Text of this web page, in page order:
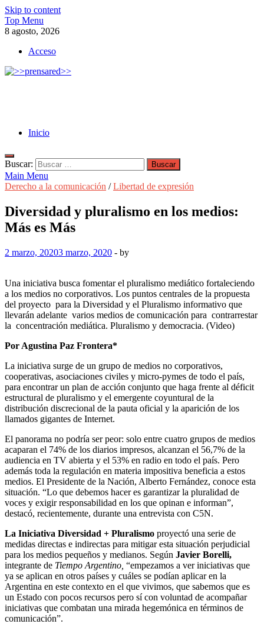
Skip to content
Top Menu
8 agosto, 2026
Acceso
Inicio
Buscar:
Main Menu
Derecho a la comunicación /Libertad de expresión
Diversidad y pluralismo en los medios:
Más es Más
2 marzo, 20203 marzo, 2020 - by
Una iniciativa busca fomentar el pluralismo mediático fortaleciendo
a los medios no corporativos. Los puntos centrales de la propuesta
del proyecto para la Diversidad y el Pluralismo informativo que
llevarán adelante varios medios de comunicación para contrarrestar
la concentración mediática. Pluralismo y democracia. (Video)
Por Agustina Paz Frontera*
La iniciativa surge de un grupo de medios no corporativos,
cooperativas, asociaciones civiles y micro-pymes de todo el país,
para encontrar un plan de acción conjunto que haga frente al déficit
estructural de pluralismo y el emergente coyuntural de la
distribución discrecional de la pauta oficial y la aparición de los
llamados gigantes de Internet.
El panorama no podría ser peor: solo entre cuatro grupos de medios
acaparan el 74% de los diarios impresos, alcanzan el 56,7% de la
audiencia en TV abierta y el 53% en radio en todo el país. Pero
además toda la regulación en materia impositiva beneficia a estos
medios. El Presidente de la Nación, Alberto Fernández, conoce esta
situación. “Lo que debemos hacer es garantizar la pluralidad de
voces y exigir responsabilidad en los que opinan e informan”,
destacó, recientemente, durante una entrevista con C5N.
La Iniciativa Diversidad + Pluralismo proyectó una serie de
medidas directas e indirectas para mitigar esta situación perjudicial
para los medios pequeños y medianos. Según Javier Borelli,
integrante de Tiempo Argentino, “empezamos a ver iniciativas que
ya se aplican en otros países y cuáles se podían aplicar en la
Argentina en este contexto en el que vivimos, que sabemos que es
un Estado con pocos recursos pero sí con voluntad de acompañar
iniciativas que combatan una mirada hegemónica en términos de
comunicación”.